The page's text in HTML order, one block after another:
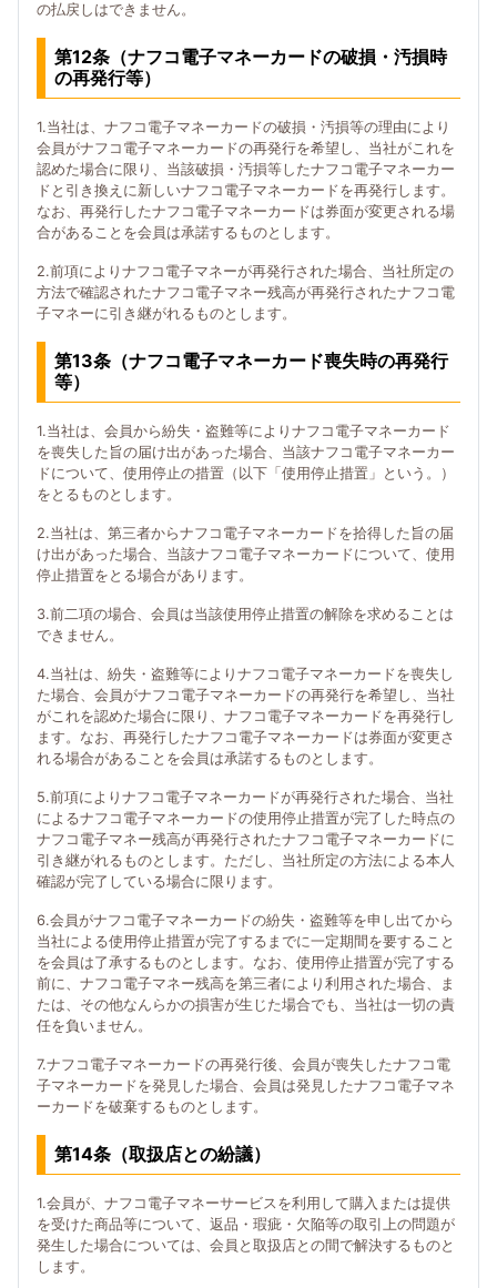
の払戻しはできません。
第12条（ナフコ電子マネーカードの破損・汚損時
の再発行等）
1.当社は、ナフコ電子マネーカードの破損・汚損等の理由により
会員がナフコ電子マネーカードの再発行を希望し、当社がこれを
認めた場合に限り、当該破損・汚損等したナフコ電子マネーカー
ドと引き換えに新しいナフコ電子マネーカードを再発行します。
なお、再発行したナフコ電子マネーカードは券面が変更される場
合があることを会員は承諾するものとします。
2.前項によりナフコ電子マネーが再発行された場合、当社所定の
方法で確認されたナフコ電子マネー残高が再発行されたナフコ電
子マネーに引き継がれるものとします。
第13条（ナフコ電子マネーカード喪失時の再発行
等）
1.当社は、会員から紛失・盗難等によりナフコ電子マネーカード
を喪失した旨の届け出があった場合、当該ナフコ電子マネーカー
ドについて、使用停止の措置（以下「使用停止措置」という。）
をとるものとします。
2.当社は、第三者からナフコ電子マネーカードを拾得した旨の届
け出があった場合、当該ナフコ電子マネーカードについて、使用
停止措置をとる場合があります。
3.前二項の場合、会員は当該使用停止措置の解除を求めることは
できません。
4.当社は、紛失・盗難等によりナフコ電子マネーカードを喪失し
た場合、会員がナフコ電子マネーカードの再発行を希望し、当社
がこれを認めた場合に限り、ナフコ電子マネーカードを再発行し
ます。なお、再発行したナフコ電子マネーカードは券面が変更さ
れる場合があることを会員は承諾するものとします。
5.前項によりナフコ電子マネーカードが再発行された場合、当社
によるナフコ電子マネーカードの使用停止措置が完了した時点の
ナフコ電子マネー残高が再発行されたナフコ電子マネーカードに
引き継がれるものとします。ただし、当社所定の方法による本人
確認が完了している場合に限ります。
6.会員がナフコ電子マネーカードの紛失・盗難等を申し出てから
当社による使用停止措置が完了するまでに一定期間を要すること
を会員は了承するものとします。なお、使用停止措置が完了する
前に、ナフコ電子マネー残高を第三者により利用された場合、ま
たは、その他なんらかの損害が生じた場合でも、当社は一切の責
任を負いません。
7.ナフコ電子マネーカードの再発行後、会員が喪失したナフコ電
子マネーカードを発見した場合、会員は発見したナフコ電子マネ
ーカードを破棄するものとします。
第14条（取扱店との紛議）
1.会員が、ナフコ電子マネーサービスを利用して購入または提供
を受けた商品等について、返品・瑕疵・欠陥等の取引上の問題が
発生した場合については、会員と取扱店との間で解決するものと
します。